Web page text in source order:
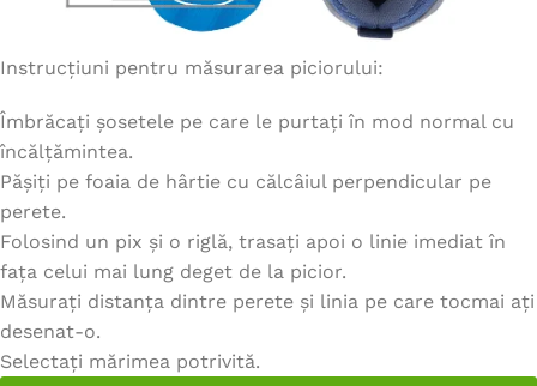
Instrucțiuni pentru măsurarea piciorului:
Îmbrăcați șosetele pe care le purtați în mod normal cu
încălțămintea.
Pășiți pe foaia de hârtie cu călcâiul perpendicular pe
perete.
Folosind un pix și o riglă, trasați apoi o linie imediat în
fața celui mai lung deget de la picior.
Măsurați distanța dintre perete și linia pe care tocmai ați
desenat-o.
Selectați mărimea potrivită.